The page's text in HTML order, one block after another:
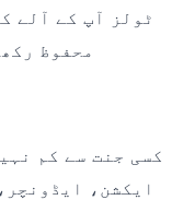
ٹولز آپ کے آلے
محفوظ
ایکشن،